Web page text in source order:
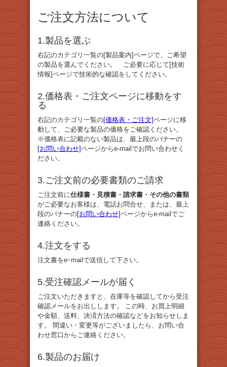
ご注文方法について
1.製品を選ぶ
右記のカテゴリ一覧の[製品案内]ページで、ご希望
の製品を選んでください。 ご必要に応じて[技術
情報]ページで技術的な確認をしてください。
2.価格表・ご注文ページに移動をす
る
右記のカテゴリ一覧の[価格表・ご注文]ページに移
動して、ご必要な製品の価格をご確認ください。
※価格表に記載のない製品は、最上段のバナーの
[お問い合わせ]ページからe-mailでお問い合わせく
ださい。
3.ご注文前の必要書類のご請求
ご注文前に仕様書・見積書・請求書・その他の書類
がご必要なお客様は、電話お問合せ、または、最上
段のバナーの[お問い合わせ]ページからe-mailでご
連絡ください。
4.注文をする
注文書をeｰmailで送信して下さい。
5.受注確認メールが届く
ご注文いただきますと、在庫等を確認してから受注
確認メールをお出しします。 この時、お買上明細
や金額、送料、決済方法の確認などをお知らせしま
す。 間違い・変更等がございましたら、お問い合
わせ窓口からご連絡ください。
6.製品のお届け